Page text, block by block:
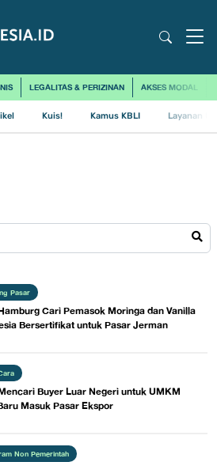
LEGALITAS & PERIZINAN AKSES MODAL
Kuis! Kamus KBLI Layanan
Pasar
Cari Pemasok Moringa dan Vanilla
Bersertifikat untuk Pasar Jerman
Buyer Luar Negeri untuk UMKM
Masuk Pasar Ekspor
Non Pemerintah